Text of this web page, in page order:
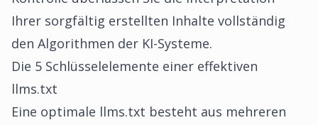
Ihrer sorgfältig erstellten Inhalte vollständig
den Algorithmen der KI-Systeme.
Die 5 Schlüsselelemente einer effektiven
llms.txt
Eine optimale llms.txt besteht aus mehreren